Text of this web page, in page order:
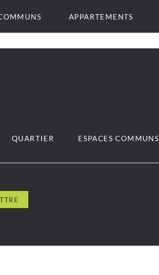
APPARTEMENTS
QUARTIER ESPACES COMMUNS